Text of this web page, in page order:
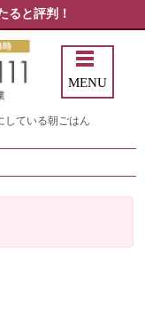
ると評判！
MENU
している朝ごはん